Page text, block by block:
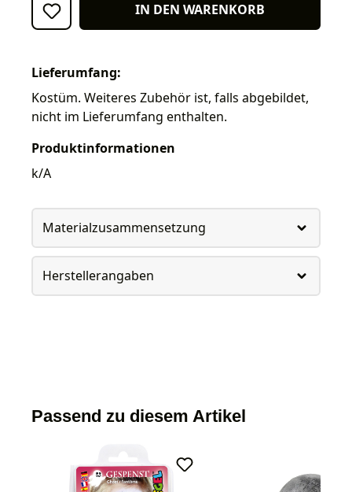
IN DEN WARENKORB
Lieferumfang:
Kostüm. Weiteres Zubehör ist, falls abgebildet,
nicht im Lieferumfang enthalten.
Produktinformationen
k/A
Materialzusammensetzung
Herstellerangaben
Passend zu diesem Artikel